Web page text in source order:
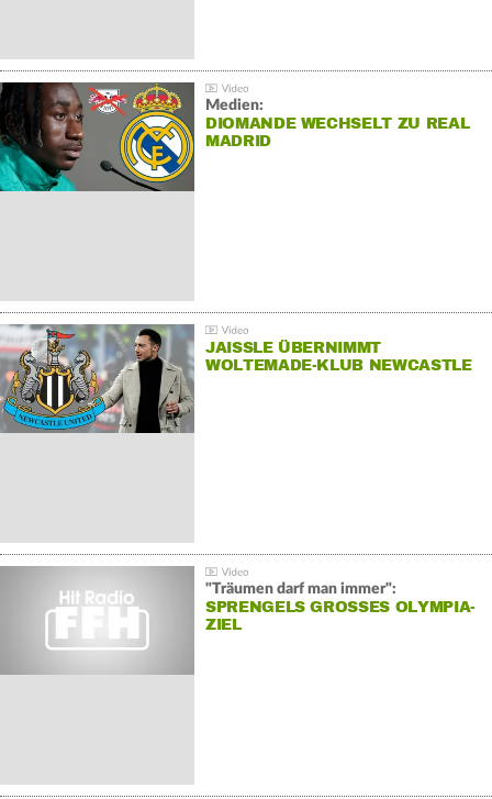
Medien:
DIOMANDE WECHSELT ZU REAL
MADRID
JAISSLE ÜBERNIMMT
WOLTEMADE-KLUB NEWCASTLE
"Träumen darf man immer":
SPRENGELS GROSSES OLYMPIA-Z
IEL